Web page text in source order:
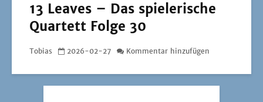
13 Leaves – Das spielerische
Quartett Folge 30
Tobias 2026-02-27 Kommentar hinzufügen